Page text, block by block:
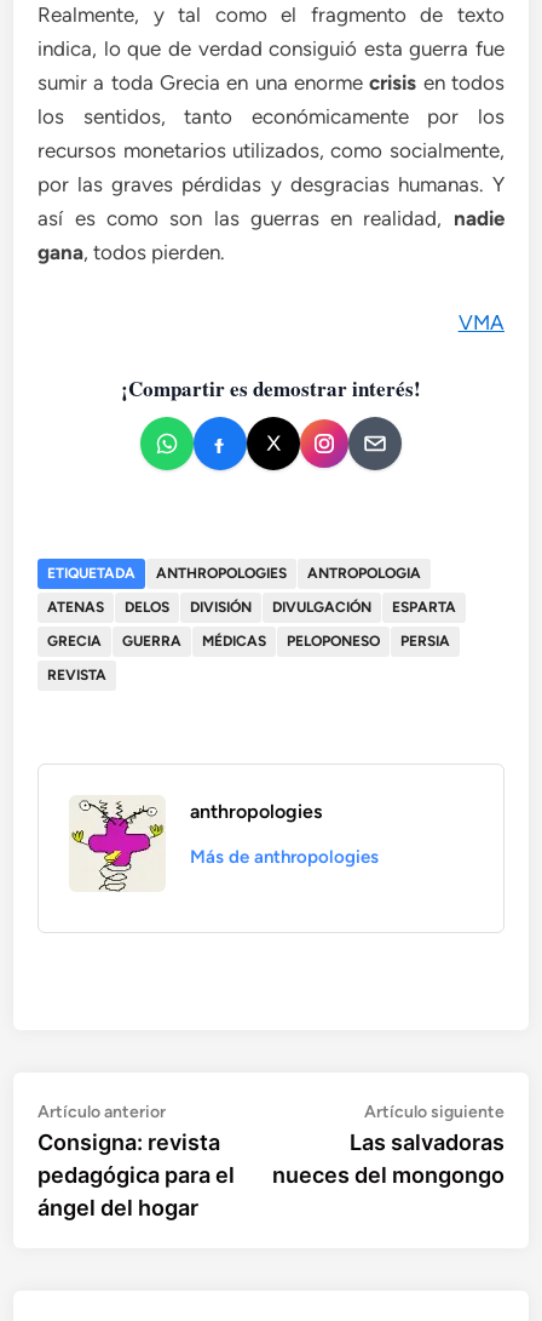
Realmente, y tal como el fragmento de texto
indica, lo que de verdad consiguió esta guerra fue
sumir a toda Grecia en una enormecrisis en todos
los sentidos, tanto económicamente por los
recursos monetarios utilizados, como socialmente,
por las graves pérdidas y desgracias humanas. Y
así es como son las guerras en realidad, nadie
gana, todos pierden.
VMA
¡Compartir es demostrar interés!
ETIQUETADA ANTHROPOLOGIES
ANTROPOLOGIA
ATENAS
DELOS DIVISIÓN DIVULGACIÓN
ESPARTA
GRECIA
GUERRA MÉDICAS PELOPONESO
PERSIA
REVISTA
anthropologies
Más de anthropologies
Navegación
de
entradas
Artículo anteriorArtículo
anterior:
Consigna: revista
pedagógica para el
ángel del hogar
Artículo siguiente
Las salvadoras
nueces del mongongo